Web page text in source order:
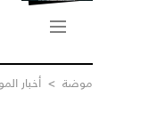
موضة > أخبار